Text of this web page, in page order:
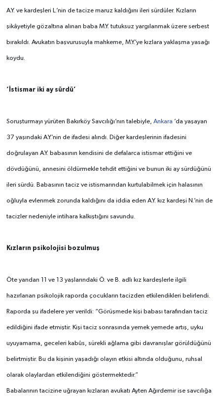
A.Y. ve kardeşleri L.’nin de tacize maruz kaldığını ileri sürdüler. Kızların
şikâyetiyle gözaltına alınan baba M.Y. tutuksuz yargılanmak üzere serbest
bırakıldı. Avukatın başvurusuyla mahkeme, M.Y.’ye kızlara yaklaşma yasağı
koydu.
‘İstismar iki ay sürdü’
Soruşturmayı yürüten Bakırköy Savcılığı’nın talebiyle, Ankara ’da yaşayan
37 yaşındaki A.Y.’nin de ifadesi alındı. Diğer kardeşlerinin ifadesini
doğrulayan A.Y. babasının kendisini de defalarca istismar ettiğini ve
dövdüğünü, annesini öldürmekle tehdit ettiğini ve bunun iki ay sürdüğünü
ileri sürdü. Babasının taciz ve istismarından kurtulabilmek için halasının
oğluyla evlenmek zorunda kaldığını da iddia eden A.Y. kız kardeşi N.’nin de
tacizler nedeniyle intihara kalkıştığını savundu.
Kızların psikolojisi bozulmuş
Öte yandan 11 ve 13 yaşlarındaki Ö. ve B. adlı kız kardeşlerle ilgili
hazırlanan psikolojik raporda çocukların tacizden etkilendikleri belirlendi.
Raporda şu ifadelere yer verildi: “Görüşmede kişi babası tarafından taciz
edildiğini ifade etmiştir. Kişi taciz sonrasında yemek yemede artış, uyku
uyuyamama, geceleri kabûs, sürekli ağlama gibi davranışlar görüldüğünü
belirtmiştir. Bu da kişinin yaşadığı olayın etkisi altında olduğunu, ruhsal
olarak olaylardan etkilendiğini göstermektedir.”
Babalarının tacizine uğrayan kızlaran avukatı Ayten Ağırdemir ise savcılığa